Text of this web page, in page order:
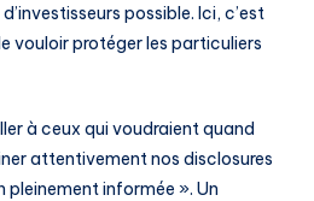
possible. Ici, c’est
vouloir protéger les particuliers
à ceux qui voudraient quand
attentivement nos disclosures
pleinement informée ». Un